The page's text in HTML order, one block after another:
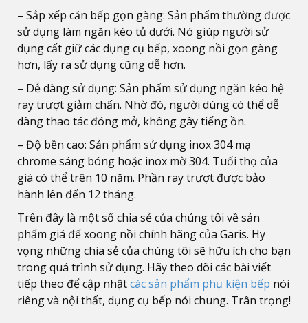
– Sắp xếp căn bếp gọn gàng: Sản phẩm thường được
sử dụng làm ngăn kéo tủ dưới. Nó giúp người sử
dụng cất giữ các dụng cụ bếp, xoong nồi gọn gàng
hơn, lấy ra sử dụng cũng dễ hơn.
– Dễ dàng sử dụng: Sản phẩm sử dụng ngăn kéo hệ
ray trượt giảm chấn. Nhờ đó, người dùng có thể dễ
dàng thao tác đóng mở, không gây tiếng ồn.
– Độ bền cao: Sản phẩm sử dụng inox 304 mạ
chrome sáng bóng hoặc inox mờ 304. Tuổi thọ của
giá có thể trên 10 năm. Phần ray trượt được bảo
hành lên đến 12 tháng.
Trên đây là một số chia sẻ của chúng tôi về sản
phẩm giá để xoong nồi chính hãng của Garis. Hy
vọng những chia sẻ của chúng tôi sẽ hữu ích cho bạn
trong quá trình sử dụng. Hãy theo dõi các bài viết
tiếp theo để cập nhậtcác sản phẩm phụ kiện bếp nói
riêng và nội thất, dụng cụ bếp nói chung. Trân trọng!